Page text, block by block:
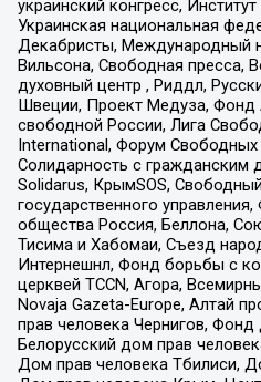
украинский конгресс,
Украинская национальная
Декабристы, Международный
Вильсона, Свободная пресса,
духовный центр , Риддл,
Швеции, Проект Медуза, Фонд
свободной России, Лига
International, Форум
Солидарность с гражданским
Solidarus, КрымSOS,
государственного
общества Россия, Беллона,
Тисима и Хабомаи, Съезд
Интернешнл, Фонд борьбы с
церквей TCCN, Агора,
Novaja Gazeta-Europe, Алтай
прав человека Чернигов,
Белорусский дом прав
Дом прав человека Тбилиси,